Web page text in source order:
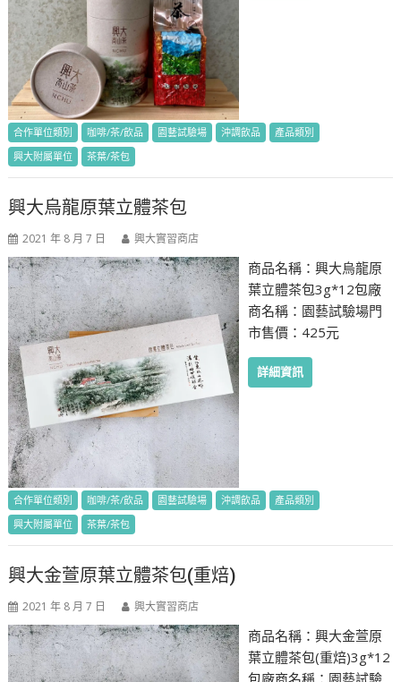
合作單位類別 咖啡/茶/飲品 園藝試驗場 沖調飲品
產品類別
興大附屬單位
茶葉/茶包
興大烏龍原葉立體茶包
2021 年 8 月 7 日 興大實習商店
商品名稱：興大烏龍原
葉立體茶包3g*12包廠
商名稱：園藝試驗場門
市售價：425元
詳細資訊
合作單位類別 咖啡/茶/飲品 園藝試驗場 沖調飲品
產品類別
興大附屬單位
茶葉/茶包
興大金萱原葉立體茶包(重焙)
2021 年 8 月 7 日 興大實習商店
商品名稱：興大金萱原
葉立體茶包(重焙)3g*12